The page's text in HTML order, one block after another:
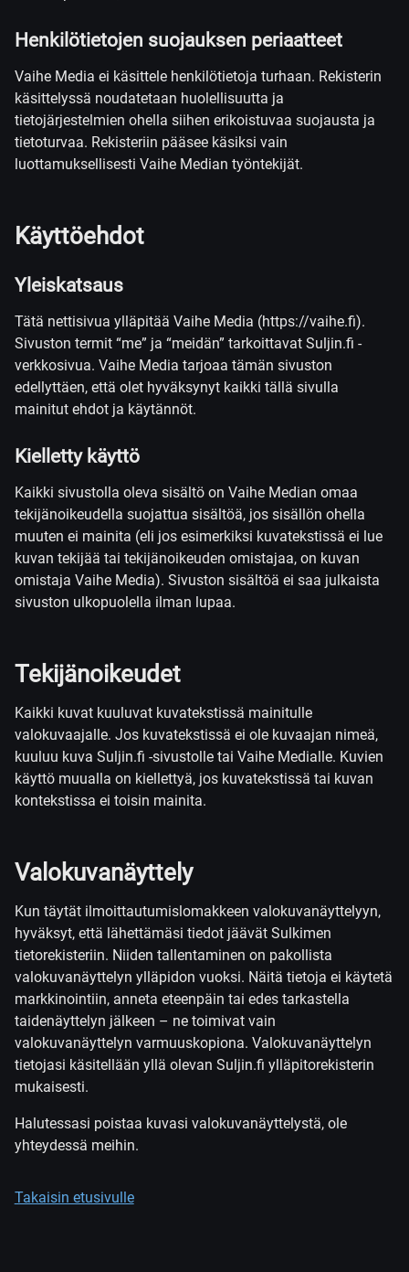
Henkilötietojen suojauksen periaatteet
Vaihe Media ei käsittele henkilötietoja turhaan. Rekisterin
käsittelyssä noudatetaan huolellisuutta ja
tietojärjestelmien ohella siihen erikoistuvaa suojausta ja
tietoturvaa. Rekisteriin pääsee käsiksi vain
luottamuksellisesti Vaihe Median työntekijät.
Käyttöehdot
Yleiskatsaus
Tätä nettisivua ylläpitää Vaihe Media (https://vaihe.fi).
Sivuston termit “me” ja “meidän” tarkoittavat Suljin.fi -
verkkosivua. Vaihe Media tarjoaa tämän sivuston
edellyttäen, että olet hyväksynyt kaikki tällä sivulla
mainitut ehdot ja käytännöt.
Kielletty käyttö
Kaikki sivustolla oleva sisältö on Vaihe Median omaa
tekijänoikeudella suojattua sisältöä, jos sisällön ohella
muuten ei mainita (eli jos esimerkiksi kuvatekstissä ei lue
kuvan tekijää tai tekijänoikeuden omistajaa, on kuvan
omistaja Vaihe Media). Sivuston sisältöä ei saa julkaista
sivuston ulkopuolella ilman lupaa.
Tekijänoikeudet
Kaikki kuvat kuuluvat kuvatekstissä mainitulle
valokuvaajalle. Jos kuvatekstissä ei ole kuvaajan nimeä,
kuuluu kuva Suljin.fi -sivustolle tai Vaihe Medialle. Kuvien
käyttö muualla on kiellettyä, jos kuvatekstissä tai kuvan
kontekstissa ei toisin mainita.
Valokuvanäyttely
Kun täytät ilmoittautumislomakkeen valokuvanäyttelyyn,
hyväksyt, että lähettämäsi tiedot jäävät Sulkimen
tietorekisteriin. Niiden tallentaminen on pakollista
valokuvanäyttelyn ylläpidon vuoksi. Näitä tietoja ei käytetä
markkinointiin, anneta eteenpäin tai edes tarkastella
taidenäyttelyn jälkeen – ne toimivat vain
valokuvanäyttelyn varmuuskopiona. Valokuvanäyttelyn
tietojasi käsitellään yllä olevan Suljin.fi ylläpitorekisterin
mukaisesti.
Halutessasi poistaa kuvasi valokuvanäyttelystä, ole
yhteydessä meihin.
Takaisin etusivulle